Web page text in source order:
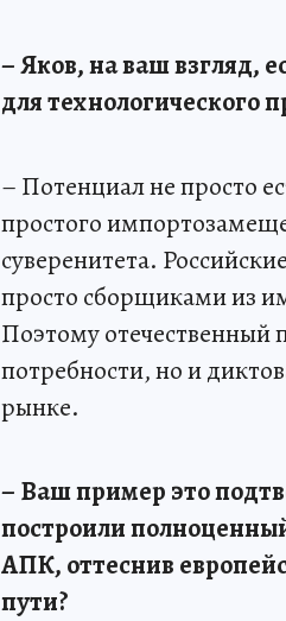
– Яков, на ваш взгляд,
для технологического
– Потенциал не просто
простого
суверенитета.
просто сборщиками из
Поэтому отечественный
потребности, но и
рынке.
– Ваш пример это
построили
АПК, оттеснив
пути?